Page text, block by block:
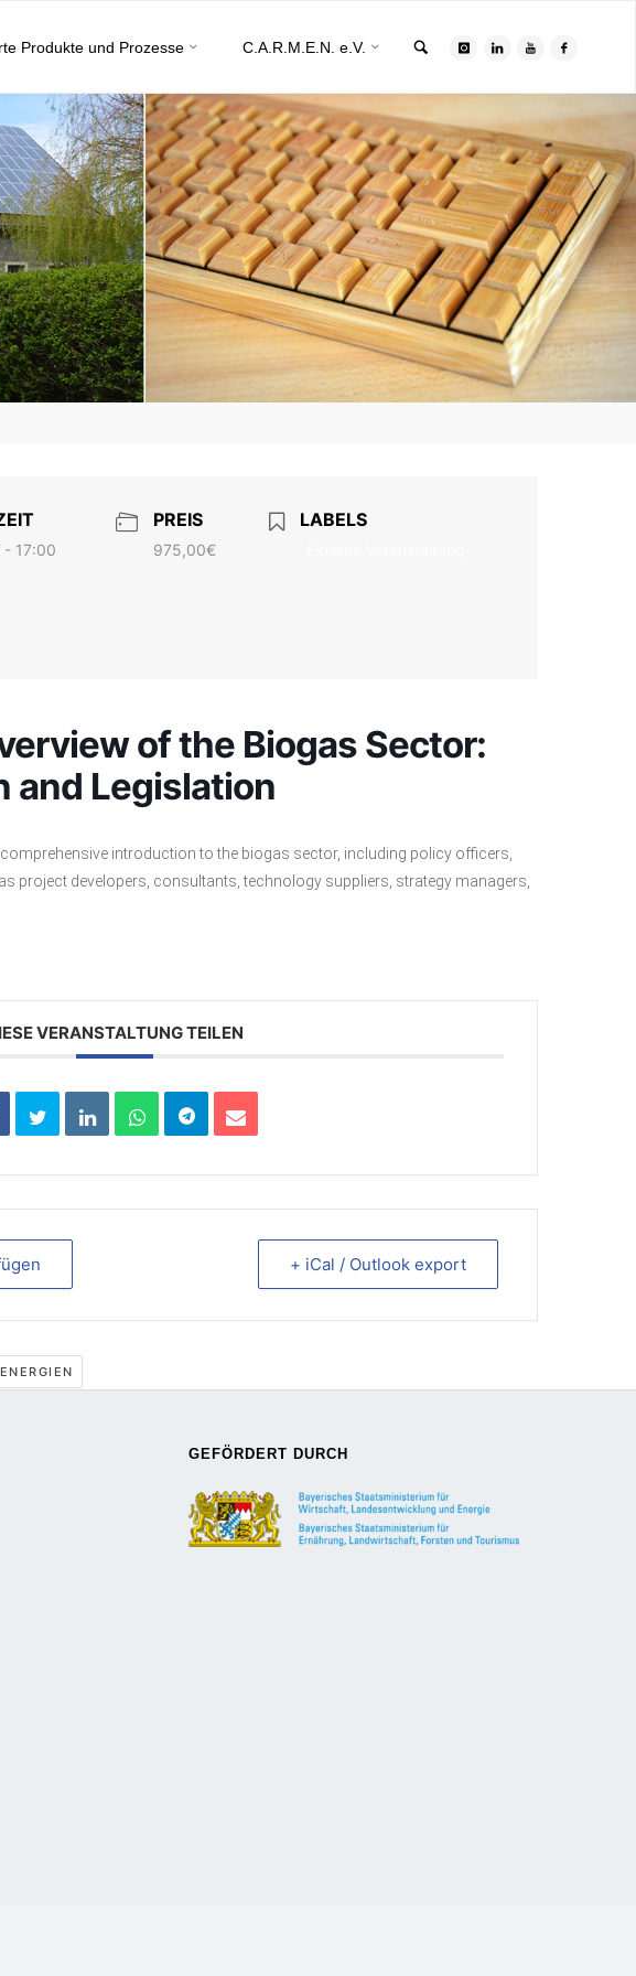
Produkte und Prozesse C.A.R.M.E.N. e.V.
17:00
PREIS
975,00€
LABELS
of the Biogas Sector:
and Legislation
introduction to the biogas sector, including policy officers,
project developers, consultants, technology suppliers, strategy managers,
VERANSTALTUNG TEILEN
+ iCal / Outlook export
GEFÖRDERT DURCH